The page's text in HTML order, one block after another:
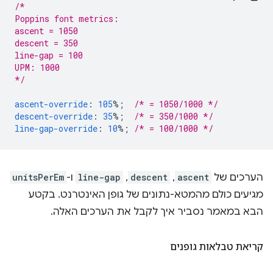
/*
Poppins font metrics:
ascent = 1050
descent = 350
line-gap = 100
UPM: 1000
*/
ascent-override : 105%;
/* = 1050/1000 */
descent-override : 35%;
/* = 350/1000 */
line-gap-override : 10%; /* = 100/1000 */
הערכים של ascent
,‏
descent
,‏
line-gap ו- unitsPerEm
מגיעים כולם מהמטא-נתונים של גופן האינטרנט. בקטע
הבא במאמר נסביר איך לקבל את הערכים האלה.
קריאת טבלאות גופנים